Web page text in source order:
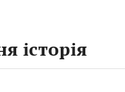
історія